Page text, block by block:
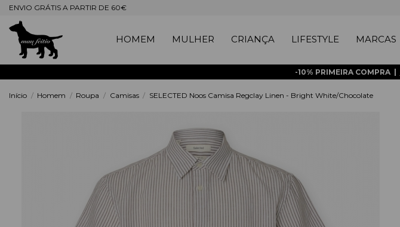
ENVIO GRÁTIS A PARTIR DE 60€
HOMEM MULHER CRIANÇA LIFESTYLE MARCAS
-10% PRIMEIRA COMPRA |
Início Homem Roupa Camisas SELECTED Noos Camisa Regclay Linen - Bright White/Chocolate